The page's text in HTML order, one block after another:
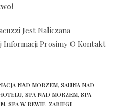
Jest Naliczana
Informacji Prosimy O Kontakt
NAD MORZEM, SAUNA NAD
, SPA NAD MORZEM, SPA
, SPA W REWIE, ZABIEGI